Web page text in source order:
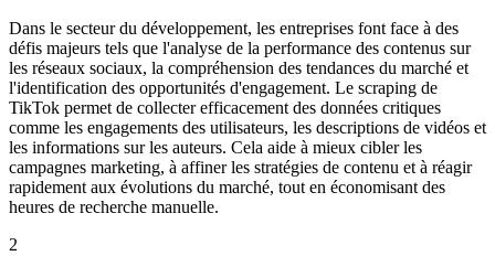
Dans le secteur du développement, les entreprises font face à des
défis majeurs tels que l'analyse de la performance des contenus sur
les réseaux sociaux, la compréhension des tendances du marché et
l'identification des opportunités d'engagement. Le scraping de
TikTok permet de collecter efficacement des données critiques
comme les engagements des utilisateurs, les descriptions de vidéos et
les informations sur les auteurs. Cela aide à mieux cibler les
campagnes marketing, à affiner les stratégies de contenu et à réagir
rapidement aux évolutions du marché, tout en économisant des
heures de recherche manuelle.
2